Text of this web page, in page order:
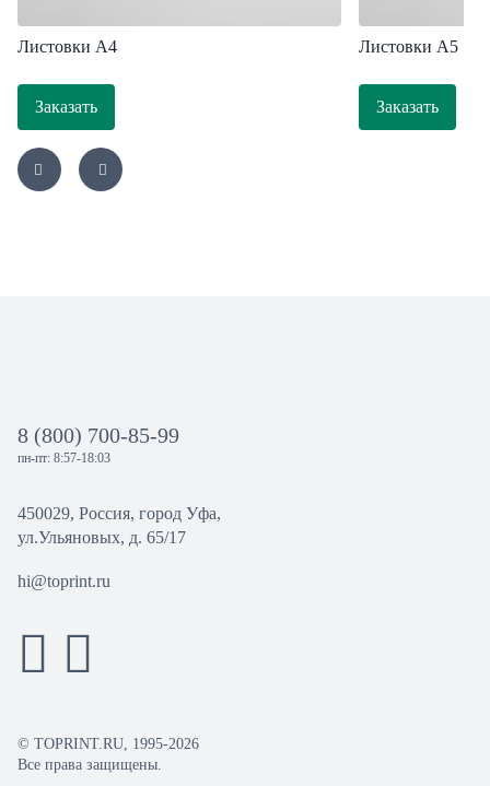
Листовки A4
Заказать
Листовки А5
Заказать
8 (800) 700-85-99
пн-пт: 8:57-18:03
450029, Россия, город Уфа,
ул.Ульяновых, д. 65/17
hi@toprint.ru
© TOPRINT.RU, 1995-2026
Все права защищены.